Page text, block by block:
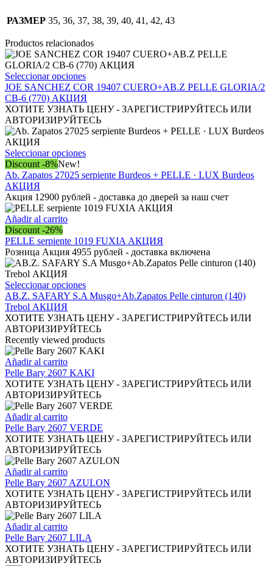
РАЗМЕР 35, 36, 37, 38, 39, 40, 41, 42, 43
Productos relacionados
Seleccionar opcionesEste
producto
tiene
múltiples
variantes.
Las
se
elegir
la
página
JOE SANCHEZ COR 19407 CUERO+AB.Z PELLE GLORIA/2
CB-6 (770) АКЦИЯ
ХОТИТЕ УЗНАТЬ ЦЕНУ - ЗАРЕГИСТРИРУЙТЕСЬ ИЛИ
АВТОРИЗИРУЙТЕСЬ
Seleccionar opcionesEste
tiene
variantes.
Las
pueden
elegir
en
página
de
Discount -8%New!
Ab. Zapatos 27025 serpiente Burdeos + PELLE · LUX Burdeos
АКЦИЯ
Акция 12900 рублей - доставка до дверей за наш счет
Añadir al carrito
Discount -26%
PELLE serpiente 1019 FUXIA АКЦИЯ
Розница Акция 4955 рублей - доставка включена
Seleccionar opcionesEste
producto
múltiples
variantes.
Las
opciones
pueden
elegir
en
la
de
producto
AB.Z. SAFARY S.A Musgo+Ab.Zapatos Pelle cinturon (140)
Trebol АКЦИЯ
ХОТИТЕ УЗНАТЬ ЦЕНУ - ЗАРЕГИСТРИРУЙТЕСЬ ИЛИ
АВТОРИЗИРУЙТЕСЬ
Recently viewed products
Añadir al carrito
Pelle Bary 2607 KAKI
ХОТИТЕ УЗНАТЬ ЦЕНУ - ЗАРЕГИСТРИРУЙТЕСЬ ИЛИ
АВТОРИЗИРУЙТЕСЬ
Añadir al carrito
Pelle Bary 2607 VERDE
ХОТИТЕ УЗНАТЬ ЦЕНУ - ЗАРЕГИСТРИРУЙТЕСЬ ИЛИ
АВТОРИЗИРУЙТЕСЬ
Añadir al carrito
Pelle Bary 2607 AZULON
ХОТИТЕ УЗНАТЬ ЦЕНУ - ЗАРЕГИСТРИРУЙТЕСЬ ИЛИ
АВТОРИЗИРУЙТЕСЬ
Añadir al carrito
Pelle Bary 2607 LILA
ХОТИТЕ УЗНАТЬ ЦЕНУ - ЗАРЕГИСТРИРУЙТЕСЬ ИЛИ
АВТОРИЗИРУЙТЕСЬ